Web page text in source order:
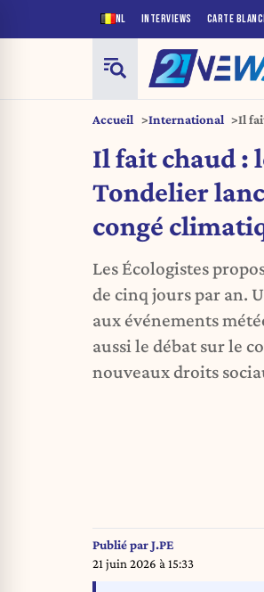
NL INTERVIEWS CARTE
Accueil International
Il
Il fait chaud :
Tondelier
congé
Les Écologistes
de cinq jours par an.
aux événements
aussi le débat sur le
nouveaux droits
Publié parJ.PE
21 juin 2026 à 15:33